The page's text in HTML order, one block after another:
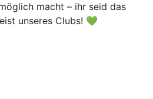
macht – ihr seid das
unseres Clubs! 💚